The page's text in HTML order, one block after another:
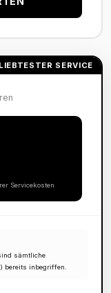
SERVICE
Servicekosten
sämtliche
bereits inbegriffen.